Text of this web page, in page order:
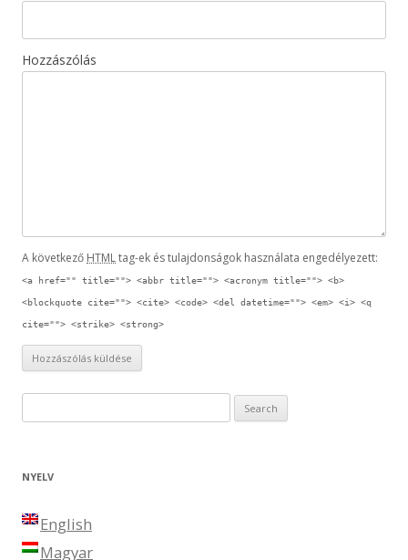
Hozzászólás
A következő HTMLtag-ek és tulajdonságok használata engedélyezett:
<a href="" title=""> <abbr title=""> <acronym title=""> <b>
<blockquote cite=""> <cite> <code> <del datetime=""> <em> <i> <q
cite=""> <strike> <strong>
NYELV
English
Magyar